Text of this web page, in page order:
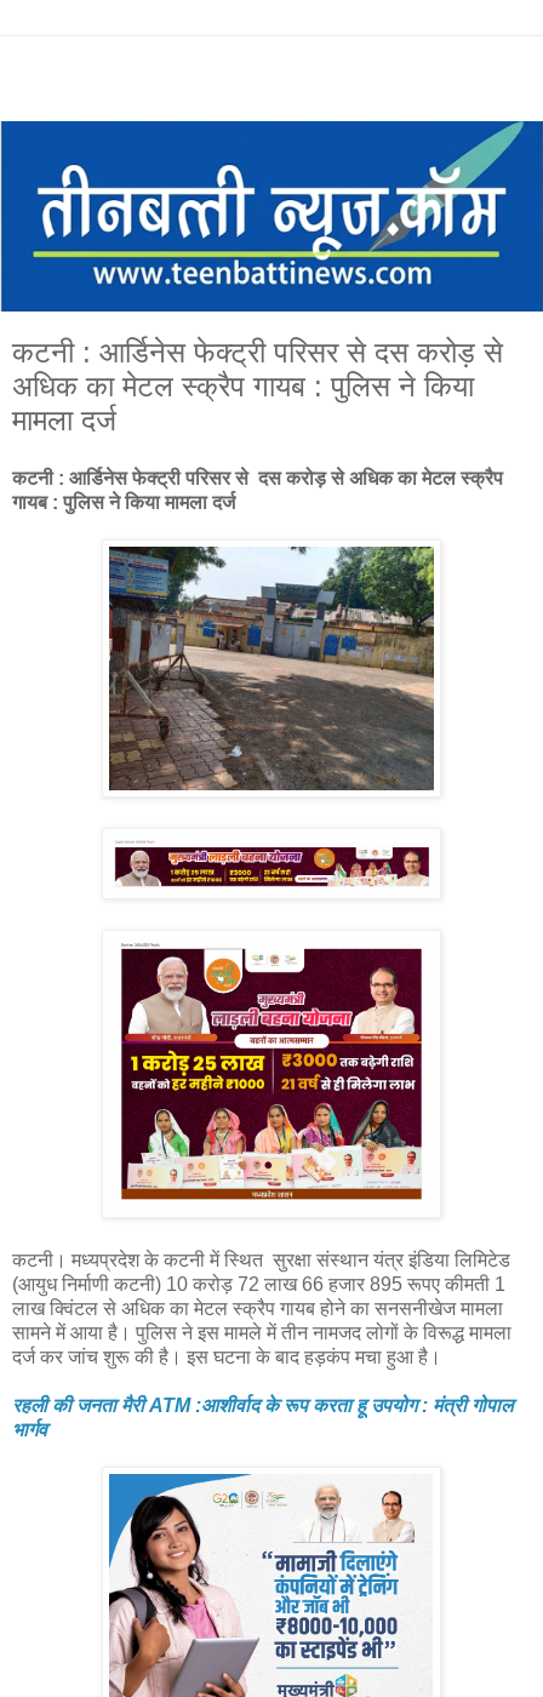
कटनी : आर्डिनेस फेक्ट्री परिसर से दस करोड़ से
अधिक का मेटल स्क्रैप गायब : पुलिस ने किया
मामला दर्ज
कटनी : आर्डिनेस फेक्ट्री परिसर से दस करोड़ से अधिक का मेटल स्क्रैप
गायब : पुलिस ने किया मामला दर्ज
कटनी। मध्यप्रदेश के कटनी में स्थित सुरक्षा संस्थान यंत्र इंडिया लिमिटेड
(आयुध निर्माणी कटनी) 10 करोड़ 72 लाख 66 हजार 895 रूपए कीमती 1
लाख क्विंटल से अधिक का मेटल स्क्रैप गायब होने का सनसनीखेज मामला
सामने में आया है। पुलिस ने इस मामले में तीन नामजद लोगों के विरूद्ध मामला
दर्ज कर जांच शुरू की है। इस घटना के बाद हड़कंप मचा हुआ है।
रहली की जनता मैरी ATM :आशीर्वाद के रूप करता हू उपयोग : मंत्री गोपाल
भार्गव